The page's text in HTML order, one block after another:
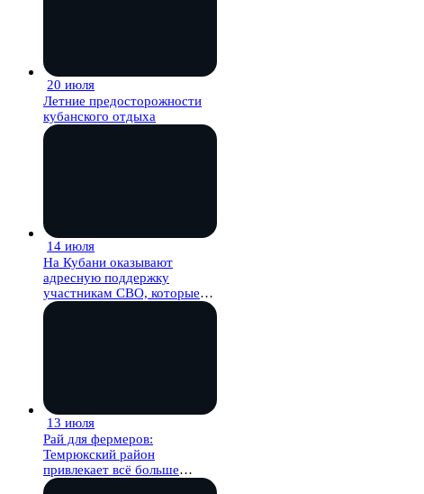
20 июля
Летние предосторожности
кубанского отдыха
14 июля
На Кубани оказывают
адресную поддержку
участникам СВО, которые
планируют начать своё дело
13 июля
Рай для фермеров:
Темрюкский район
привлекает всё больше
сельскохозпроизводителей